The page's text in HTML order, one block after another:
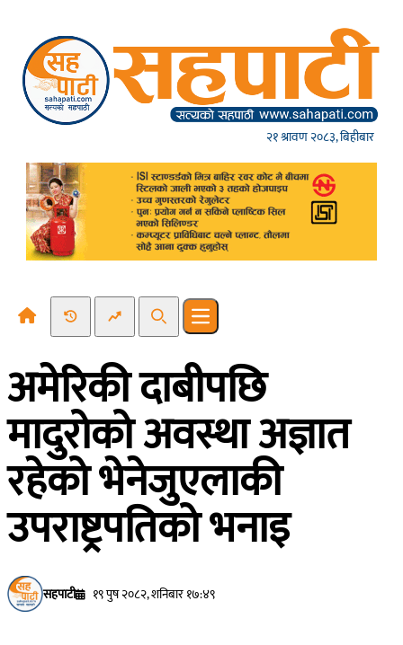
२१ श्रावण २०८३, बिहीबार
Recent NewsTrending News
SearchOpen main menu
अमेरिकी दाबीपछि
मादुरोको अवस्था अज्ञात
रहेको भेनेजुएलाकी
उपराष्ट्रपतिको भनाइ
सहपाटी १९ पुष २०८२, शनिबार १७:४९